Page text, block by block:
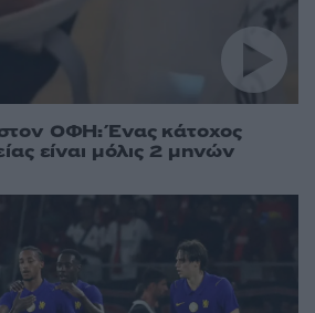
ΟΦΗ: Ένας κάτοχος
είναι μόλις 2 μηνών